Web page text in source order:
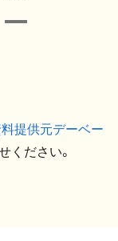
提供元デーベー
ください。